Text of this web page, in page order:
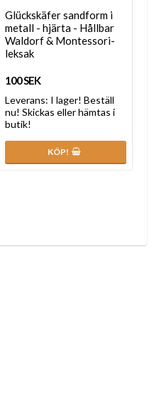
Glückskäfer sandform i
metall - hjärta - Hållbar
Waldorf & Montessori-
leksak
100 SEK
Leverans: I lager! Beställ
nu! Skickas eller hämtas i
butik!
KÖP!